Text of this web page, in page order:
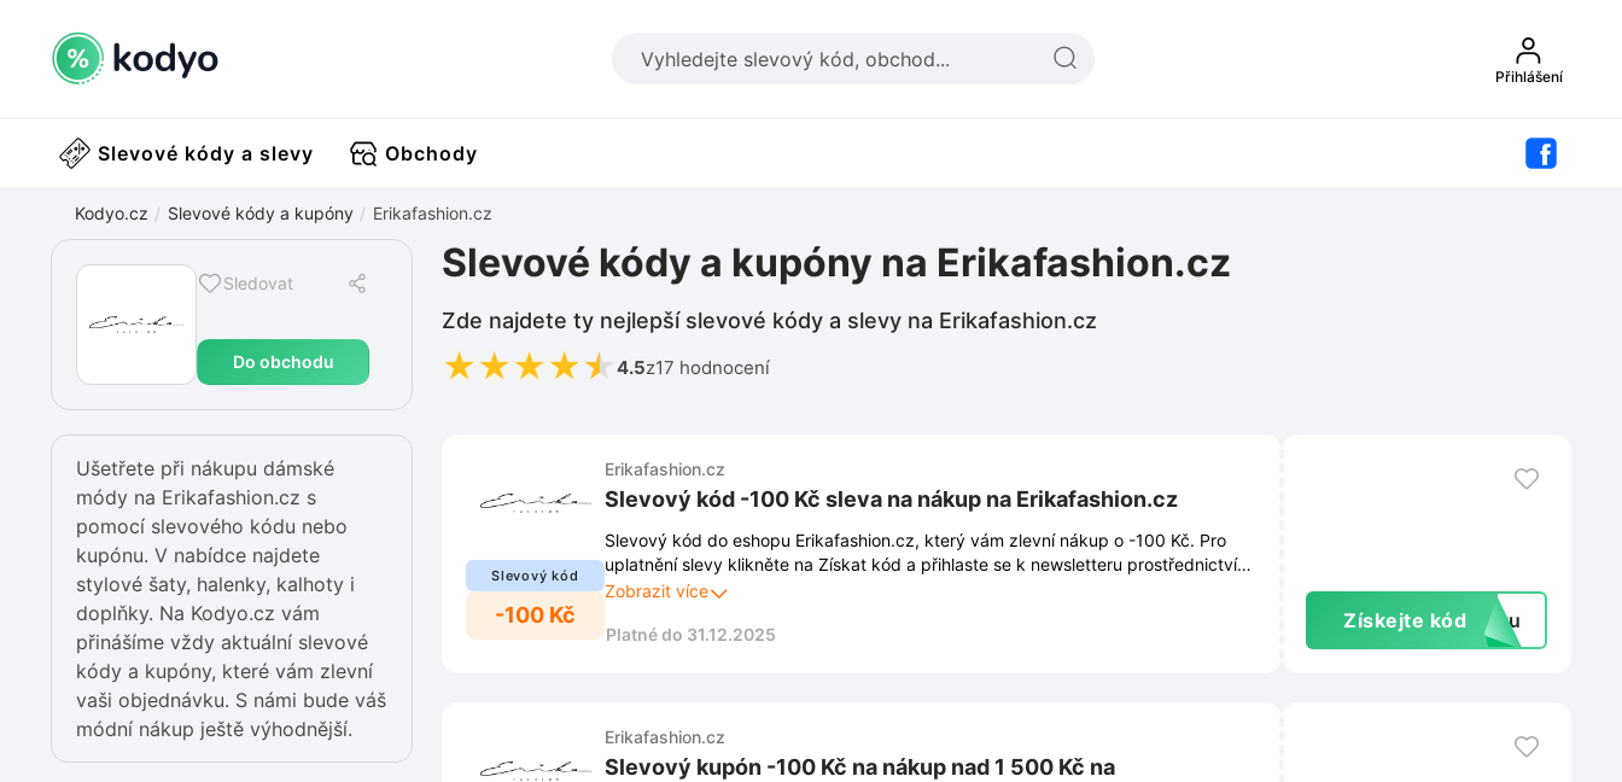
Přihlášení
Slevové kódy a slevy Obchody
Kodyo.cz Slevové kódy a kupóny Erikafashion.cz
Sledovat
Do obchodu
Slevové kódy a kupóny na Erikafashion.cz
Zde najdete ty nejlepší slevové kódy a slevy na Erikafashion.cz
★★★★★ 4.5z17 hodnocení
Ušetřete při nákupu dámské
módy na Erikafashion.cz s
pomocí slevového kódu nebo
kupónu. V nabídce najdete
stylové šaty, halenky, kalhoty i
doplňky. Na Kodyo.cz vám
přinášíme vždy aktuální slevové
kódy a kupóny, které vám zlevní
vaši objednávku. S námi bude váš
módní nákup ještě výhodnější.
Slevový kód
-100 Kč
Erikafashion.cz
Slevový kód -100 Kč sleva na nákup na Erikafashion.cz
Slevový kód do eshopu Erikafashion.cz, který vám zlevní nákup o -100 Kč. Pro
uplatnění slevy klikněte na Získat kód a přihlaste se k newsletteru prostřednictvím
vyskakovacího okna. Díky tomu Vám také neuniknou žádné novinky, slevy ani
Zobrazit více
Platné do 31.12.2025
Získejte kód extu
Erikafashion.cz
Slevový kupón -100 Kč na nákup nad 1 500 Kč na